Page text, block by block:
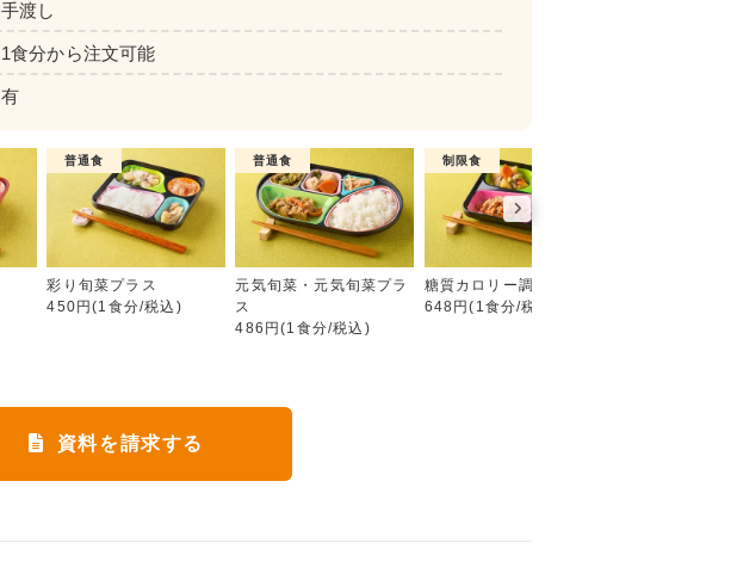
彩り旬菜 彩り旬菜プラス
手渡し
1食分から注文可能
有
普通食
彩り旬菜プラス
450円(1食分/税込)
普通食
元気旬菜・元気旬菜プラ
ス
486円(1食分/税込)
制限食
糖質カロリー調整食
648円(1食分/税込)
資料を請求する